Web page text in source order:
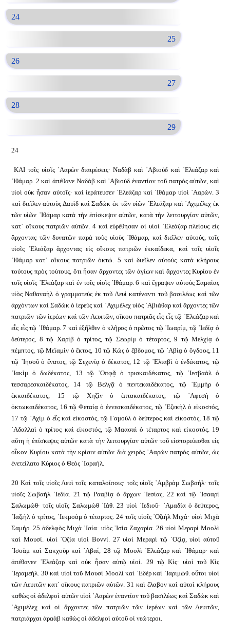
24
25
26
27
28
29
24
ΚΑΙ τοῖς υἱοῖς ᾿Ααρὼν διαιρέσεις· Ναδὰβ καὶ ᾿Αβιοὺδ καὶ ᾿Ελεάζαρ καὶ
᾿Ιθάμαρ. 2 καὶ ἀπέθανε Ναδὰβ καὶ ᾿Αβιοὺδ ἐναντίον τοῦ πατρὸς αὐτῶν, καὶ
υἱοὶ οὐκ ἦσαν αὐτοῖς· καὶ ἱεράτευσεν ᾿Ελεάζαρ καὶ ᾿Ιθάμαρ υἱοὶ ᾿Ααρών. 3
καὶ διεῖλεν αὐτοὺς Δαυὶδ καὶ Σαδὼκ ἐκ τῶν υἱῶν ᾿Ελεάζαρ καὶ ᾿Αχιμέλεχ ἐκ
τῶν υἱῶν ᾿Ιθάμαρ κατὰ τὴν ἐπίσκεψιν αὐτῶν, κατὰ τὴν λειτουργίαν αὐτῶν,
κατ᾿ οἴκους πατριῶν αὐτῶν. 4 καὶ εὑρέθησαν οἱ υἱοὶ ᾿Ελεάζαρ πλείους εἰς
ἄρχοντας τῶν δυνατῶν παρὰ τοὺς υἱοὺς ᾿Ιθάμαρ, καὶ διεῖλεν αὐτούς, τοῖς
υἱοῖς ᾿Ελεάζαρ ἄρχοντας εἰς οἴκους πατριῶν ἑκκαίδεκα, καὶ τοῖς υἱοῖς
᾿Ιθάμαρ κατ᾿ οἴκους πατριῶν ὀκτώ. 5 καὶ διεῖλεν αὐτοὺς κατὰ κλήρους
τούτους πρὸς τούτους, ὅτι ἦσαν ἄρχοντες τῶν ἁγίων καὶ ἄρχοντες Κυρίου ἐν
τοῖς υἱοῖς ᾿Ελεάζαρ καὶ ἐν τοῖς υἱοῖς ᾿Ιθάμαρ. 6 καὶ ἔγραψεν αὐτοὺς Σαμαΐας
υἱὸς Ναθαναὴλ ὁ γραμματεὺς ἐκ τοῦ Λευὶ κατέναντι τοῦ βασιλέως καὶ τῶν
ἀρχόντων καὶ Σαδὼκ ὁ ἱερεὺς καὶ ᾿Αχιμέλεχ υἱὸς ᾿Αβιάθαρ καὶ ἄρχοντες τῶν
πατριῶν τῶν ἱερέων καὶ τῶν Λευιτῶν, οἴκου πατριᾶς εἷς εἷς τῷ ᾿Ελεάζαρ καὶ
εἷς εἷς τῷ ᾿Ιθάμαρ. 7 καὶ ἐξῆλθεν ὁ κλῆρος ὁ πρῶτος τῷ ᾿Ιωαρίμ, τῷ ᾿Ιεδίᾳ ὁ
δεύτερος, 8 τῷ Χαρὶβ ὁ τρίτος, τῷ Σεωρὶμ ὁ τέταρτος, 9 τῷ Μελχίᾳ ὁ
πέμπτος, τῷ Μεϊαμὶν ὁ ἕκτος, 10 τῷ Κὼς ὁ ἕβδομος, τῷ ᾿Αβίᾳ ὁ ὄγδοος, 11
τῷ ᾿Ιησοῦ ὁ ἔνατος, τῷ Σεχενίᾳ ὁ δέκατος, 12 τῷ ᾿Ελιαβὶ ὁ ἑνδέκατος, τῷ
᾿Ιακὶμ ὁ δωδέκατος, 13 τῷ ᾿Οπφᾷ ὁ τρισκαιδέκατος, τῷ ᾿Ιεσβαὰλ ὁ
τεσσαρεσκαιδέκατος, 14 τῷ Βελγᾷ ὁ πεντεκαιδέκατος, τῷ ᾿Εμμὴρ ὁ
ἑκκαιδέκατος, 15 τῷ Χηζὶν ὁ ἑπτακαιδέκατος, τῷ ᾿Αφεσὴ ὁ
ὀκτωκαιδέκατος, 16 τῷ Φεταίᾳ ὁ ἐννεακαιδέκατος, τῷ ᾿Εζεκὴλ ὁ εἰκοστός,
17 τῷ ᾿Αχὶμ ὁ εἷς καὶ εἰκοστός, τῷ Γαμοὺλ ὁ δεύτερος καὶ εἰκοστός, 18 τῷ
᾿Αδαλλαὶ ὁ τρίτος καὶ εἰκοστός, τῷ Μαασαὶ ὁ τέταρτος καὶ εἰκοστός. 19
αὕτη ἡ ἐπίσκεψις αὐτῶν κατὰ τὴν λειτουργίαν αὐτῶν τοῦ εἰσπορεύεσθαι εἰς
οἶκον Κυρίου κατὰ τὴν κρίσιν αὐτῶν διὰ χειρὸς ᾿Ααρὼν πατρὸς αὐτῶν, ὡς
ἐνετείλατο Κύριος ὁ Θεὸς ᾿Ισραήλ.
20 Καὶ τοῖς υἱοῖς Λευὶ τοῖς καταλοίποις· τοῖς υἱοῖς ᾿Αμβρὰμ Σωβαήλ· τοῖς
υἱοῖς Σωβαὴλ ᾿Ιεδία. 21 τῷ Ρααβίᾳ ὁ ἄρχων ᾿Ιεσίας, 22 καὶ τῷ ᾿Ισααρὶ
Σαλωμώθ· τοῖς υἱοῖς Σαλωμὼθ ᾿Ιάθ. 23 υἱοὶ ᾿Ιεδιοῦ· ᾿Αμαδία ὁ δεύτερος,
᾿Ιαζιὴλ ὁ τρίτος, ᾿Ιεκμοὰμ ὁ τέταρτος. 24 τοῖς υἱοῖς ᾿Οζιὴλ Μιχά· υἱοὶ Μιχὰ
Σαμήρ. 25 ἀδελφὸς Μιχὰ ᾿Ισία· υἱὸς ᾿Ισία Ζαχαρία. 26 υἱοὶ Μεραρὶ Μοολὶ
καὶ Μουσί. υἱοὶ ᾿Οζία υἱοὶ Βοννί. 27 υἱοὶ Μεραρὶ τῷ ᾿Οζίᾳ, υἱοὶ αὐτοῦ
᾿Ισοὰμ καὶ Σακχοὺρ καὶ ᾿Αβαΐ, 28 τῷ Μοολὶ ᾿Ελεάζαρ καὶ ᾿Ιθάμαρ· καὶ
ἀπέθανεν ᾿Ελεάζαρ καὶ οὐκ ἦσαν αὐτῷ υἱοί. 29 τῷ Κίς· υἱοὶ τοῦ Κὶς
῾Ιεραμεήλ. 30 καὶ υἱοὶ τοῦ Μουσὶ Μοολὶ καὶ ᾿Εδὲρ καὶ ᾿Ιαριμώθ. οὗτοι υἱοὶ
τῶν Λευιτῶν κατ᾿ οἴκους πατριῶν αὐτῶν. 31 καὶ ἔλαβον καὶ αὐτοὶ κλήρους
καθὼς οἱ ἀδελφοὶ αὐτῶν υἱοὶ ᾿Ααρὼν ἐναντίον τοῦ βασιλέως καὶ Σαδὼκ καὶ
᾿Αχιμέλεχ καὶ οἱ ἄρχοντες τῶν πατριῶν τῶν ἱερέων καὶ τῶν Λευιτῶν,
πατριάρχαι ἀραὰβ καθὼς οἱ ἀδελφοὶ αὐτοῦ οἱ νεώτεροι.